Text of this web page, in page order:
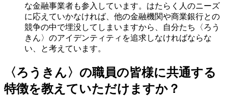
な金融事業者も参入しています。はたらく人のニーズ
に応えていかなければ、他の金融機関や商業銀行との
競争の中で埋没してしまいますから、自分たち〈ろう
きん〉のアイデンティティを追求しなければならな
い、と考えています。
〈ろうきん〉の職員の皆様に共通する
特徴を教えていただけますか？